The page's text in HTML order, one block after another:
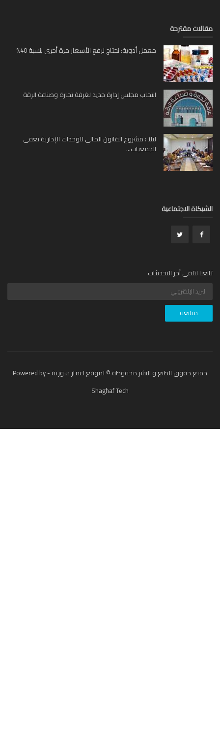
مقترحة
معمل أدوية: نحتاج لرفع الأسعار مرة أخرى بنسبة 40%
انتخاب مجلس إدارة جديد لغرفة تجارة وصناعة الرقة
ليلا : مشروع القانون المالي للوحدات الإدارية يعفي
الجمعيات...
الاجتماعية
لتلقي آخر التحديثات
جميع حقوق الطبع و النشر محفوظة © لموقع اعمار سورية - Powered by
Shaghaf Tech